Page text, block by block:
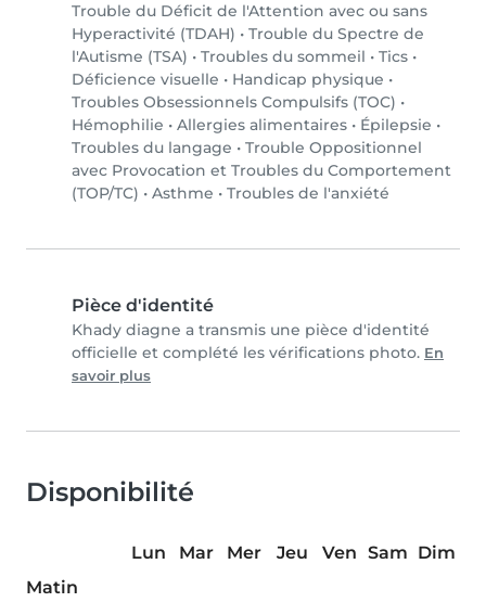
Trouble du Déficit de l'Attention avec ou sans
Hyperactivité (TDAH) • Trouble du Spectre de
l'Autisme (TSA) • Troubles du sommeil • Tics •
Déficience visuelle • Handicap physique •
Troubles Obsessionnels Compulsifs (TOC) •
Hémophilie • Allergies alimentaires • Épilepsie •
Troubles du langage • Trouble Oppositionnel
avec Provocation et Troubles du Comportement
(TOP/TC) • Asthme • Troubles de l'anxiété
Pièce d'identité
Khady diagne a transmis une pièce d'identité
officielle et complété les vérifications photo. En
savoir plus
Disponibilité
Lun Mar Mer Jeu Ven Sam Dim
Matin